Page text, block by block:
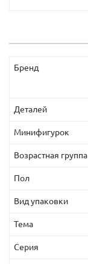
Бренд
Деталей
Минифигурок
Возрастная группа
Пол
Вид упаковки
Тема
Серия